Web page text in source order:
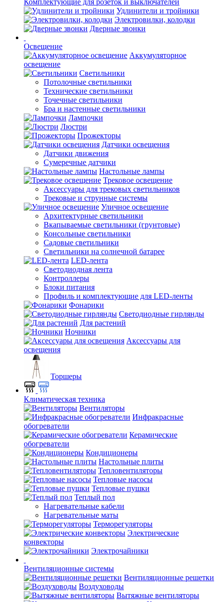
Комплектующие для розеток и выключателей
Удлинители и тройники
Электровилки, колодки
Дверные звонки
Освещение
Аккумуляторное
освещение
Светильники
Потолочные светильники
Технические светильники
Точечные светильники
Бра и настенные светильники
Лампочки
Люстри
Прожекторы
Датчики освещения
Датчики движения
Сумеречные датчики
Настольные лампы
Трековое освещение
Аксессуары для трековых светильников
Трековые и струнные системы
Уличное освещение
Архитектурные светильники
Вкапываемые светильники (грунтовые)
Консольные светильники
Садовые светильники
Светильники на солнечной батарее
LED-лента
Светодиодная лента
Контроллеры
Блоки питания
Профиль и комплектующие для LED-ленты
Фонарики
Светодиодные гирлянды
Для растений
Ночники
Аксессуары для
освещения
Торшеры
Климатическая техника
Вентиляторы
Инфракрасные
обогреватели
Керамические
обогреватели
Кондиционеры
Настольные плиты
Тепловентиляторы
Тепловые насосы
Тепловые пушки
Теплый пол
Нагревательные кабели
Нагревательные маты
Терморегуляторы
Электрические
конвекторы
Электрочайники
Вентиляционные системы
Вентиляционные решетки
Воздуховоды
Вытяжные вентиляторы